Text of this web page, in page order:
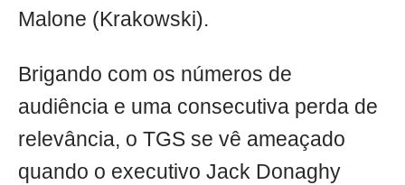
Malone (Krakowski).
Brigando com os números de
audiência e uma consecutiva perda de
relevância, o TGS se vê ameaçado
quando o executivo Jack Donaghy